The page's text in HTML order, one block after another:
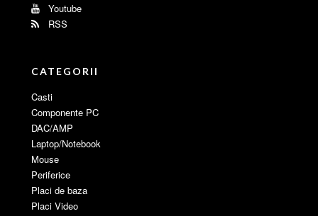
Youtube
RSS
CATEGORII
Casti
Componente PC
DAC/AMP
Laptop/Notebook
Mouse
Periferice
Placi de baza
Placi Video